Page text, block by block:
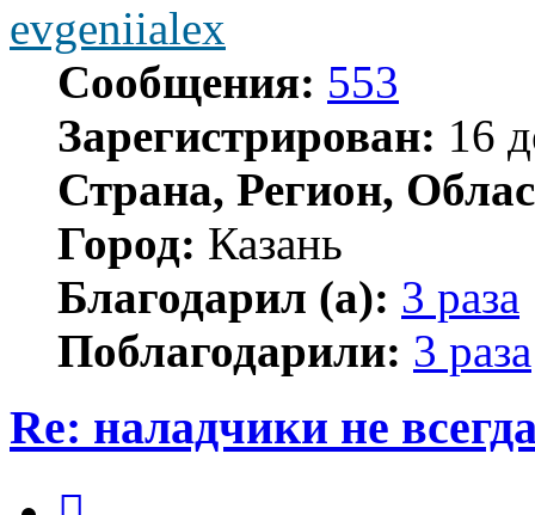
evgeniialex
Сообщения: 553
Зарегистрирован: 16
Страна, Регион,
Город: Казань
Благодарил (а): 3 раза
Поблагодарили: 3 раза
Re: наладчики не